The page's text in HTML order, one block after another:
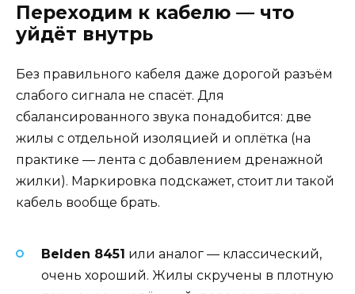
Переходим к кабелю — что
уйдёт внутрь
Без правильного кабеля даже дорогой разъём
слабого сигнала не спасёт. Для
сбалансированного звука понадобится: две
жилы с отдельной изоляцией и оплётка (на
практике — лента с добавлением дренажной
жилки). Маркировка подскажет, стоит ли такой
кабель вообще брать.
Belden 8451 или аналог — классический,
очень хороший. Жилы скручены в плотную